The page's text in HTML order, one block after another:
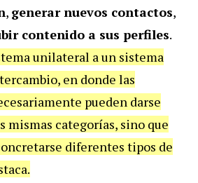
, generar nuevos contactos,
contenido a sus perfiles.
unilateral a un sistema
en donde las
pueden darse
mismas categorías, sino que
diferentes tipos de